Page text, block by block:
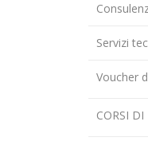
Servizi
Voucher
CORSI